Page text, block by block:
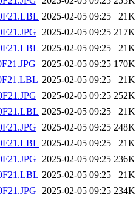
2025-02-05 09:25
21K
2025-02-05 09:25 217K
2025-02-05 09:25
21K
2025-02-05 09:25 170K
2025-02-05 09:25
21K
2025-02-05 09:25 252K
2025-02-05 09:25
21K
2025-02-05 09:25 248K
2025-02-05 09:25
21K
2025-02-05 09:25 236K
2025-02-05 09:25
21K
2025-02-05 09:25 234K